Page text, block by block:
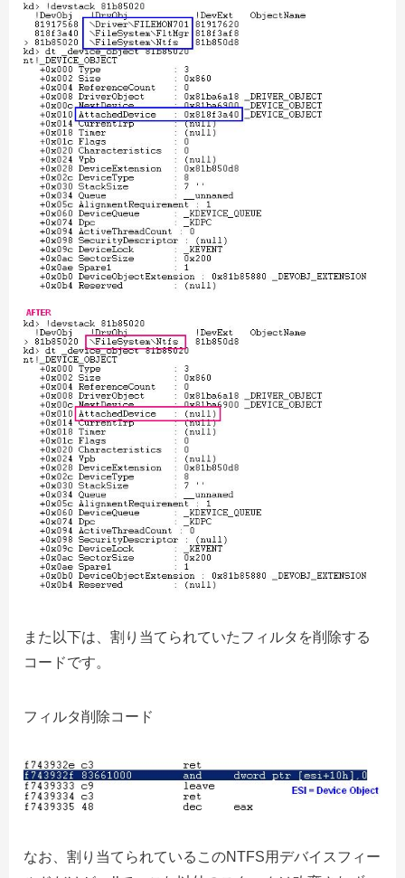
また以下は、割り当てられていたフィルタを削除する
コードです。
フィルタ削除コード
なお、割り当てられているこのNTFS用デバイスフィー